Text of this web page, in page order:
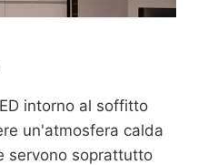
intorno al soffitto
un'atmosfera calda
servono soprattutto